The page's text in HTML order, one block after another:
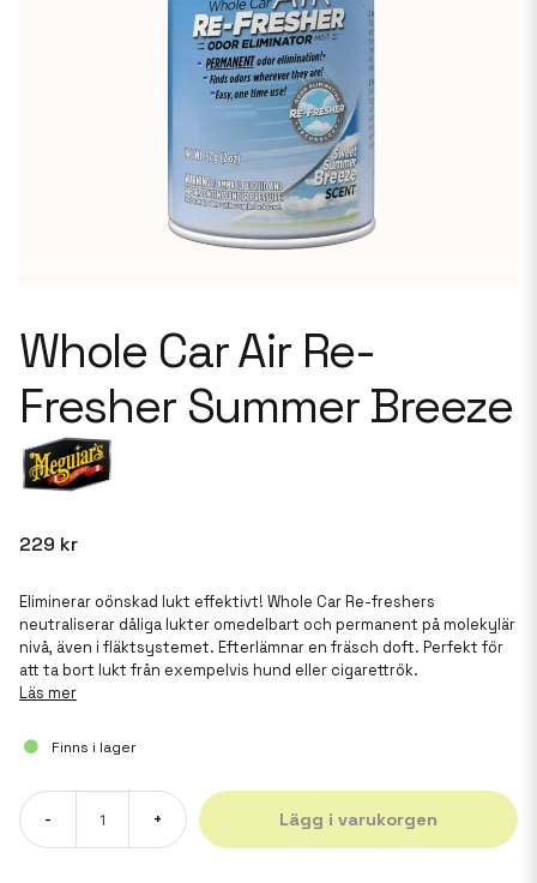
Whole Car Air Re-
Fresher Summer Breeze
229 kr
Eliminerar oönskad lukt effektivt! Whole Car Re-freshers
neutraliserar dåliga lukter omedelbart och permanent på molekylär
nivå, även i fläktsystemet. Efterlämnar en fräsch doft. Perfekt för
att ta bort lukt från exempelvis hund eller cigarettrök.
Läs mer
Finns i lager
- + Lägg i varukorgen